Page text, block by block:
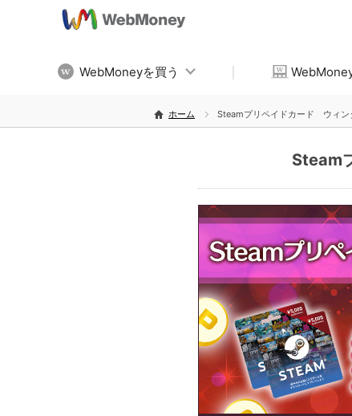
WebMoneyを買う
ホーム Steamプリペイドカード ウィン
Steam